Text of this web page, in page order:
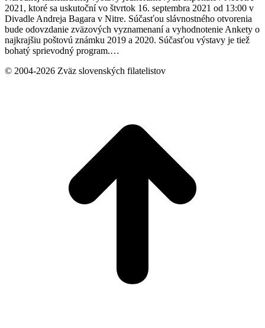
2021, ktoré sa uskutoční vo štvrtok 16. septembra 2021 od 13:00 v
Divadle Andreja Bagara v Nitre. Súčasťou slávnostného otvorenia
bude odovzdanie zväzových vyznamenaní a vyhodnotenie Ankety o
najkrajšiu poštovú známku 2019 a 2020. Súčasťou výstavy je tiež
bohatý sprievodný program.…
© 2004-2026 Zväz slovenských filatelistov